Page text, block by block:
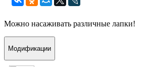
Можно насаживать различные лапки!
Модификации